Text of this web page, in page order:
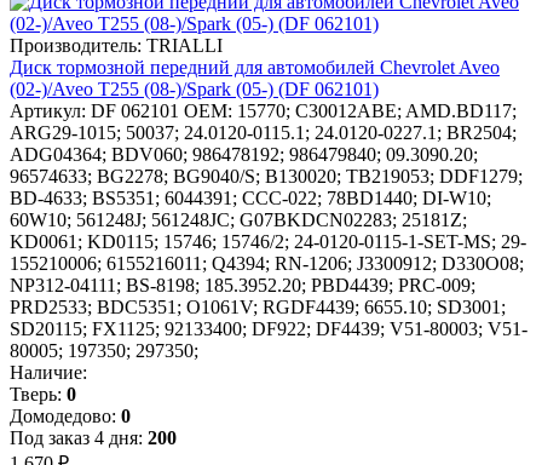
Производитель: TRIALLI
Диск тормозной передний для автомобилей Chevrolet Aveo
(02-)/Aveo T255 (08-)/Spark (05-) (DF 062101)
Артикул: DF 062101 OEM: 15770; C30012ABE; AMD.BD117;
ARG29-1015; 50037; 24.0120-0115.1; 24.0120-0227.1; BR2504;
ADG04364; BDV060; 986478192; 986479840; 09.3090.20;
96574633; BG2278; BG9040/S; B130020; TB219053; DDF1279;
BD-4633; BS5351; 6044391; CCC-022; 78BD1440; DI-W10;
60W10; 561248J; 561248JC; G07BKDCN02283; 25181Z;
KD0061; KD0115; 15746; 15746/2; 24-0120-0115-1-SET-MS; 29-
155210006; 6155216011; Q4394; RN-1206; J3300912; D330O08;
NP312-04111; BS-8198; 185.3952.20; PBD4439; PRC-009;
PRD2533; BDC5351; O1061V; RGDF4439; 6655.10; SD3001;
SD20115; FX1125; 92133400; DF922; DF4439; V51-80003; V51-
80005; 197350; 297350;
Наличие:
Тверь: 0
Домодедово: 0
Под заказ 4 дня: 200